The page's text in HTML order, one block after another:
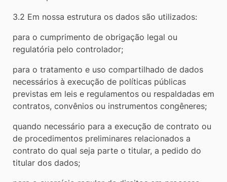
3.2 Em nossa estrutura os dados são utilizados:
para o cumprimento de obrigação legal ou
regulatória pelo controlador;
para o tratamento e uso compartilhado de dados
necessários à execução de políticas públicas
previstas em leis e regulamentos ou respaldadas em
contratos, convênios ou instrumentos congêneres;
quando necessário para a execução de contrato ou
de procedimentos preliminares relacionados a
contrato do qual seja parte o titular, a pedido do
titular dos dados;